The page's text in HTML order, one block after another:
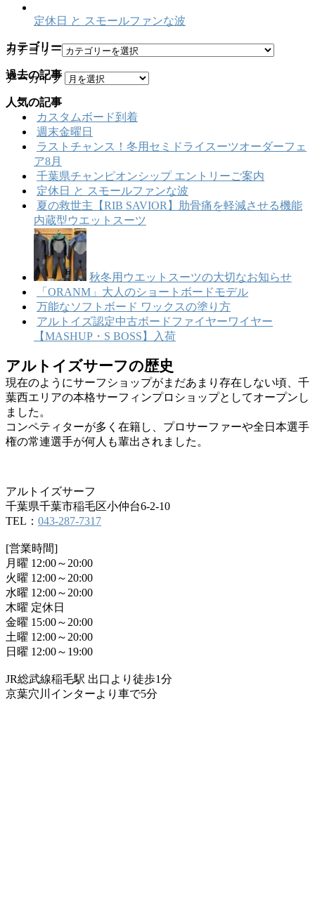
定休日 と スモールファンな波
カテゴリー
カテゴリー
過去の記事
アーカイブ
人気の記事
カスタムボード到着
週末金曜日
ラストチャンス！冬用セミドライスーツオーダーフェ
ア8月
千葉県チャンピオンシップ エントリーご案内
定休日 と スモールファンな波
夏の救世主【RIB SAVIOR】肋骨痛を軽減させる機能
内蔵型ウエットスーツ
秋冬用ウエットスーツの大切なお知らせ
「ORANM」大人のショートボードモデル
万能なソフトボード ワックスの塗り方
アルトイズ認定中古ボードファイヤーワイヤー
【MASHUP・S BOSS】入荷
アルトイズサーフの歴史
現在のようにサーフショップがまだあまり存在しない頃、千
葉西エリアの本格サーフィンプロショップとしてオープンし
ました。
コンペティターが多く在籍し、プロサーファーや全日本選手
権の常連選手が何人も輩出されました。
アルトイズサーフ
千葉県千葉市稲毛区小仲台6-2-10
TEL： 043-287-7317
[営業時間]
月曜 12:00～20:00
火曜 12:00～20:00
水曜 12:00～20:00
木曜 定休日
金曜 15:00～20:00
土曜 12:00～20:00
日曜 12:00～19:00
JR総武線稲毛駅 出口より徒歩1分
京葉穴川インターより車で5分